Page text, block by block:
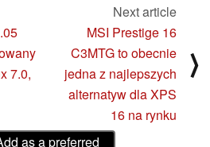
7.0,
Next article
MSI Prestige 16
C3MTG to obecnie
jedna z najlepszych
alternatyw dla XPS
16 na rynku
⟩
as a preferred